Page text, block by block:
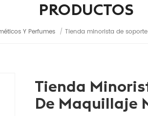
PRODUCTOS
Y Perfumes / Tienda minorista de
Tienda
De Maquillaje